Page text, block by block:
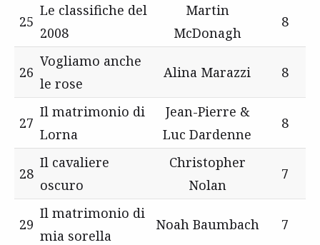
25
Le classifiche del
2008
Martin
McDonagh
8
26
Vogliamo anche
le rose
Alina Marazzi 8
27
Il matrimonio di
Lorna
Jean-Pierre &
Luc Dardenne
8
28
Il cavaliere
oscuro
Christopher
Nolan
7
29
Il matrimonio di
mia sorella
Noah Baumbach 7